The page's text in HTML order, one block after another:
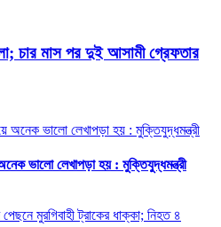
চার মাস পর দুই আসামী গ্রেফতার
ভালো লেখাপড়া হয় : মুক্তিযুদ্ধমন্ত্রী